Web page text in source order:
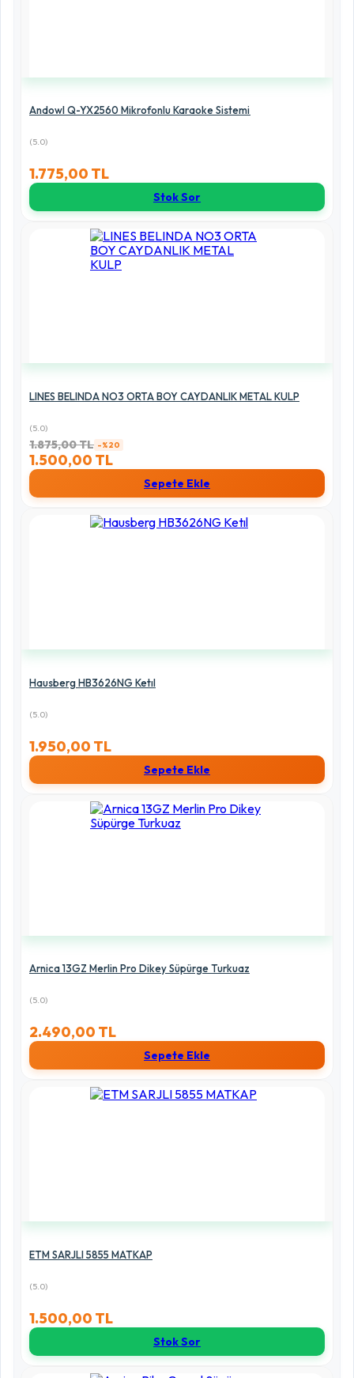
Andowl Q-YX2560 Mikrofonlu Karaoke Sistemi
(5.0)
1.775,00 TL
Stok Sor
LINES BELINDA NO3 ORTA BOY CAYDANLIK METAL KULP
(5.0)
1.875,00 TL -%20
1.500,00 TL
Sepete Ekle
Hausberg HB3626NG Ketıl
(5.0)
1.950,00 TL
Sepete Ekle
Arnica 13GZ Merlin Pro Dikey Süpürge Turkuaz
(5.0)
2.490,00 TL
Sepete Ekle
ETM SARJLI 5855 MATKAP
(5.0)
1.500,00 TL
Stok Sor